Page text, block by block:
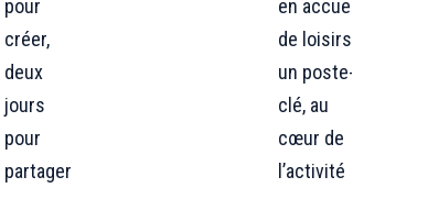
pour
créer,
deux
jours
pour
partager
en accueil
de loisirs :
un poste-
clé, au
cœur de
l’activité